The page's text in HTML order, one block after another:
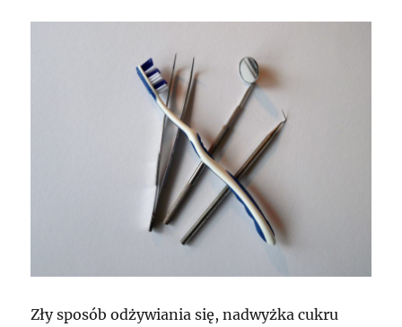
Zły sposób odżywiania się, nadwyżka cukru